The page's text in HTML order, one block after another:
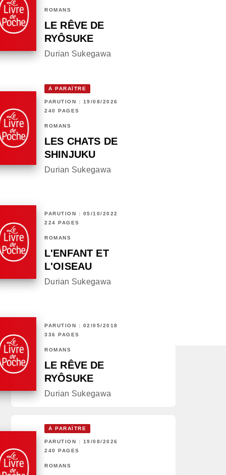
ROMANS
LE RÊVE DE
RYÔSUKE
Durian Sukegawa
À PARAÎTRE
PARUTION : 19/08/2026
240 PAGES
ROMANS
LES CHATS DE
SHINJUKU
Durian Sukegawa
PARUTION : 05/10/2022
224 PAGES
ROMANS
L'ENFANT ET
L'OISEAU
Durian Sukegawa
PARUTION : 02/05/2018
336 PAGES
ROMANS
LE RÊVE DE
RYÔSUKE
Durian Sukegawa
À PARAÎTRE
PARUTION : 19/08/2026
240 PAGES
ROMANS